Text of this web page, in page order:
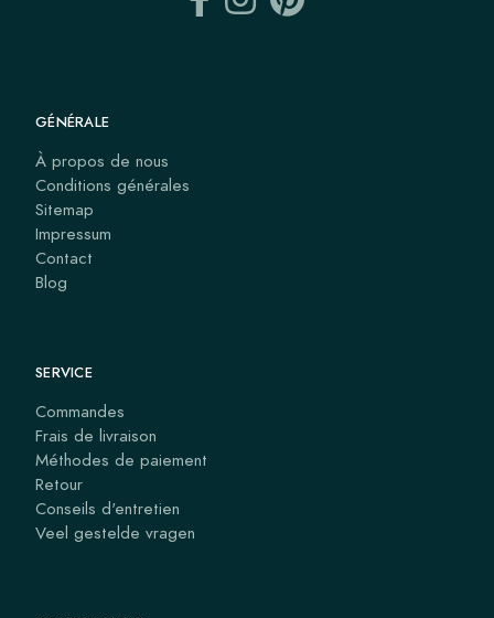
GÉNÉRALE
À propos de nous
Conditions générales
Sitemap
Impressum
Contact
Blog
SERVICE
Commandes
Frais de livraison
Méthodes de paiement
Retour
Conseils d'entretien
Veel gestelde vragen